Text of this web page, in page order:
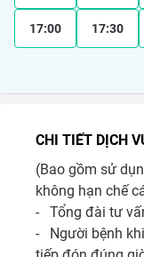
17:00 17:30
CHI TIẾT DỊCH
(Bao gồm sử
không hạn chế
-   Tổng đài tư
-   Người bệnh